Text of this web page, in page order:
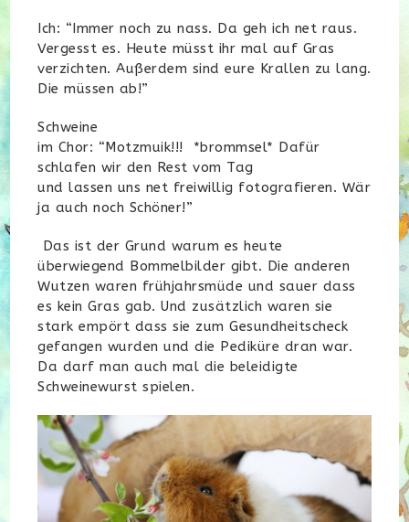
Ich: “Immer noch zu nass. Da geh ich net raus.
Vergesst es. Heute müsst ihr mal auf Gras
verzichten. Außerdem sind eure Krallen zu lang.
Die müssen ab!”
Schweine
im Chor: “Motzmuik!!! *brommsel* Dafür
schlafen wir den Rest vom Tag
und lassen uns net freiwillig fotografieren. Wär
ja auch noch Schöner!”
Das ist der Grund warum es heute
überwiegend Bommelbilder gibt. Die anderen
Wutzen waren frühjahrsmüde und sauer dass
es kein Gras gab. Und zusätzlich waren sie
stark empört dass sie zum Gesundheitscheck
gefangen wurden und die Pediküre dran war.
Da darf man auch mal die beleidigte
Schweinewurst spielen.